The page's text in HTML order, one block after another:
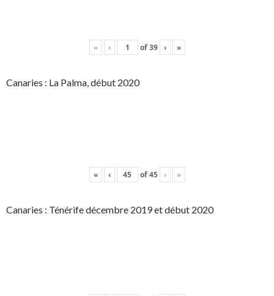
« ‹ of39 › »
Canaries : La Palma, début 2020
« ‹ of45 › »
Canaries : Ténérife décembre 2019 et début 2020